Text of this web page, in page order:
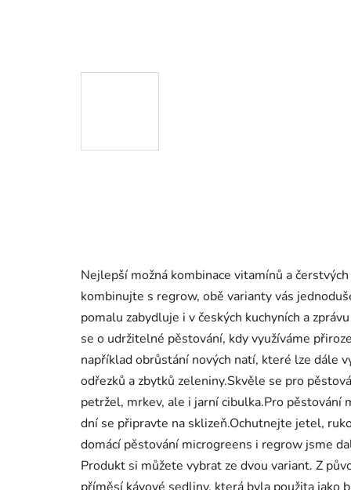
Nejlepší možná kombinace vitamínů a
kombinujte s regrow, obě varianty vás
pomalu zabydluje i v českých kuchyních a
se o udržitelné pěstování, kdy využíváme
například obrůstání nových natí, které lze dále
odřezků a zbytků zeleniny.Skvěle se pro
petržel, mrkev, ale i jarní cibulka.Pro pěstování
dní se připravte na sklizeň.Ochutnejte jetel,
domácí pěstování microgreens i regrow jsme
Produkt si můžete vybrat ze dvou variant. Z